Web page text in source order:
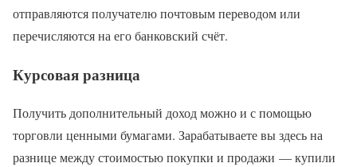
отправляются получателю почтовым переводом или
перечисляются на его банковский счёт.
Курсовая разница
Получить дополнительный доход можно и с помощью
торговли ценными бумагами. Зарабатываете вы здесь на
разнице между стоимостью покупки и продажи — купили